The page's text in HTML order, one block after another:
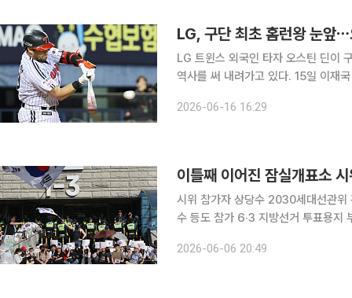
LG, 구단 최초 홈런왕 눈앞
LG 트윈스 외국인 타자 오스틴 딘이
역사를 써 내려가고 있다. 15일 이재국 해설위원은 '크보라이브'에 출연해 오스틴을 '2주간 최고의
다"며 "LG가 1위를 달리는 데 가장 큰
2026-06-16 16:29
이틀째 이어진 잠실개표소
시위 참가자 상당수 2030세대선관위
수 등도 참가 6‧3 지방선거 투표용지 부족 사태를 규탄하며 재선거를 요구하는 ‘잠실 개표소 봉쇄
2026-06-06 20:49